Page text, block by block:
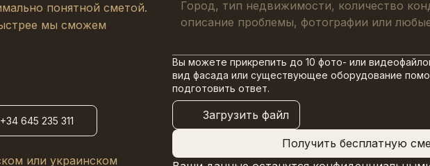
понятной сметой.
мы сможем
Вы можете прикрепить до 10 фото- или
вид фасада или существующее оборудование
подготовить ответ.
Загрузить файл
Получить бесплатную
645 235 311
или украинском